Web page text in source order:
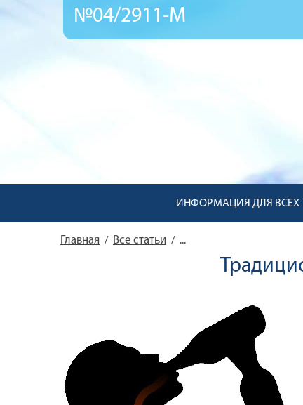
№04/2911-М
ИНФОРМАЦИЯ ДЛЯ ВСЕХ
Главная / Все статьи / ...